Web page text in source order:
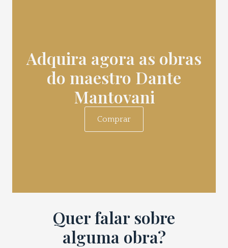
Quer falar sobre
alguma obra?
Adquira agora as obras
do maestro Dante
Mantovani
Comprar